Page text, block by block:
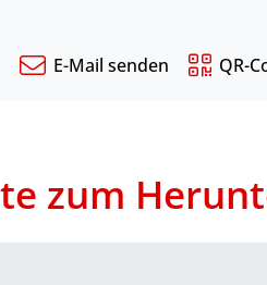
E-Mail senden QR-
zum